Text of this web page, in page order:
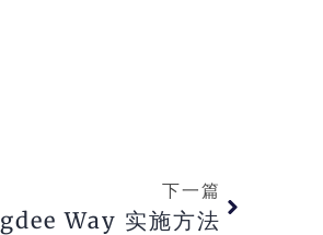
下一篇
Way 实施方法